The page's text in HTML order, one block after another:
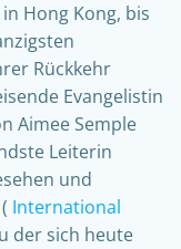
Hong Kong, bis
Rückkehr
Evangelistin
Aimee Semple
Leiterin
und
International
der sich heute